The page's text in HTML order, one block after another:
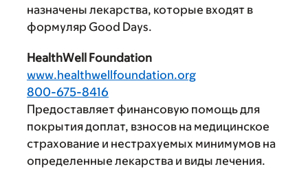
назначены лекарства, которые входят в
формуляр Good Days.
HealthWell Foundation
www.healthwellfoundation.org
800-675-8416
Предоставляет финансовую помощь для
покрытия доплат, взносов на медицинское
страхование и нестрахуемых минимумов на
определенные лекарства и виды лечения.